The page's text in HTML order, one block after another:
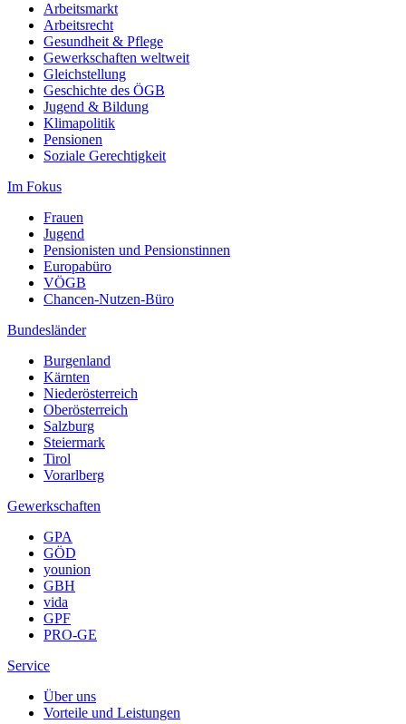
Arbeitsmarkt
Arbeitsrecht
Gesundheit & Pflege
Gewerkschaften weltweit
Gleichstellung
Geschichte des ÖGB
Jugend & Bildung
Klimapolitik
Pensionen
Soziale Gerechtigkeit
Im Fokus
Frauen
Jugend
Pensionisten und Pensionstinnen
Europabüro
VÖGB
Chancen-Nutzen-Büro
Bundesländer
Burgenland
Kärnten
Niederösterreich
Oberösterreich
Salzburg
Steiermark
Tirol
Vorarlberg
Gewerkschaften
GPA
GÖD
younion
GBH
vida
GPF
PRO-GE
Service
Über uns
Vorteile und Leistungen